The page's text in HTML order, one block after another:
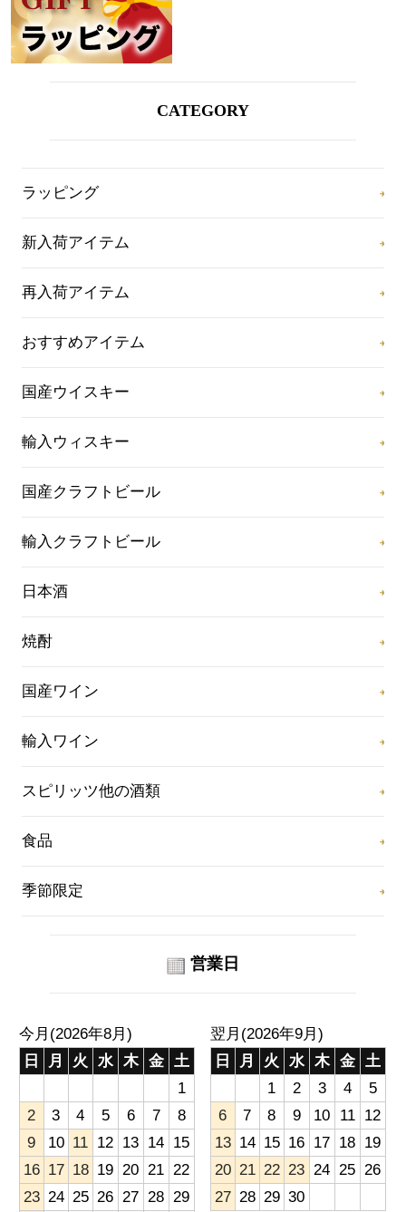
CATEGORY
ラッピング
新入荷アイテム
再入荷アイテム
おすすめアイテム
国産ウイスキー
輸入ウィスキー
国産クラフトビール
輸入クラフトビール
日本酒
焼酎
国産ワイン
輸入ワイン
スピリッツ他の酒類
食品
季節限定
営業日
今月(2026年8月)
日
月 火 水 木 金 土
1
2
3 4 5 6 7
8
9
10 11 12 13 14 15
16 17 18 19 20 21 22
23 24 25 26 27 28 29
翌月(2026年9月)
日
月 火 水 木 金
土
1
2 3 4
5
6
7 8 9 10 11
12
13 14 15 16 17 18 19
20 21 22 23 24 25 26
27 28 29 30